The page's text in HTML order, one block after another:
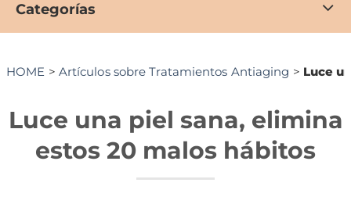
Categorías
HOME > Artículos sobre Tratamientos Antiaging > Luce
Luce una piel sana, elimina
estos 20 malos hábitos